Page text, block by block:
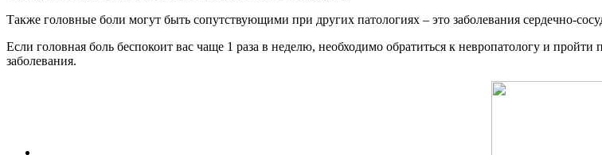
Также головные боли могут быть сопутствующими при других патологиях – это заболевания сердечно-
Если головная боль беспокоит вас чаще 1 раза в неделю, необходимо обратиться к невропатологу и
заболевания.